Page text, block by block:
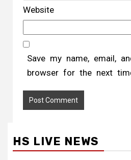
Website
Save my name, email,
browser for the next
HS LIVE NEWS